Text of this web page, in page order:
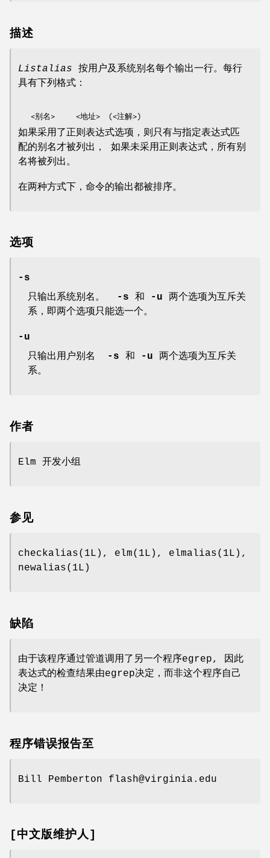
描述
Listalias 按用户及系统别名每个输出一行。每行
具有下列格式：
如果采用了正则表达式选项，则只有与指定表达式匹
配的别名才被列出， 如果未采用正则表达式，所有别
名将被列出。
在两种方式下，命令的输出都被排序。
选项
-s
只输出系统别名。
-s 和 -u 两个选项为互斥关
系，即两个选项只能选一个。
-u
只输出用户别名
-s 和 -u 两个选项为互斥关
系。
作者
Elm 开发小组
参见
checkalias(1L), elm(1L), elmalias(1L),
newalias(1L)
缺陷
由于该程序通过管道调用了另一个程序egrep, 因此
表达式的检查结果由egrep决定，而非这个程序自己
决定！
程序错误报告至
Bill Pemberton flash@virginia.edu
[中文版维护人]